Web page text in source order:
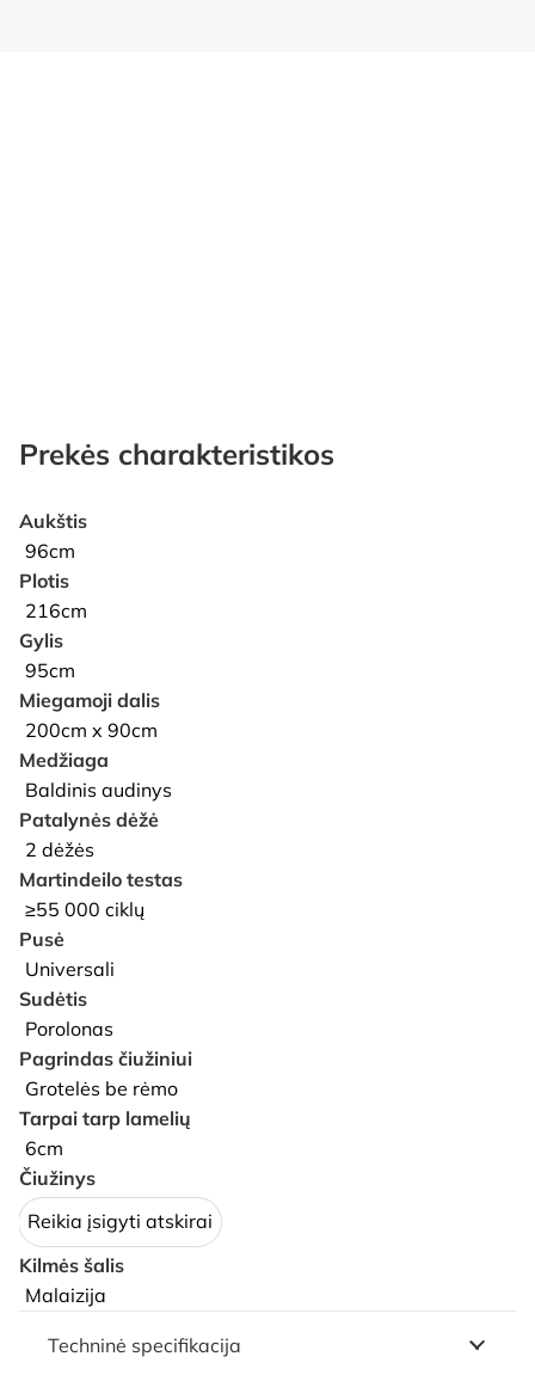
Prekės charakteristikos
Aukštis
96cm
Plotis
216cm
Gylis
95cm
Miegamoji dalis
200cm x 90cm
Medžiaga
Baldinis audinys
Patalynės dėžė
2 dėžės
Martindeilo testas
≥55 000 ciklų
Pusė
Universali
Sudėtis
Porolonas
Pagrindas čiužiniui
Grotelės be rėmo
Tarpai tarp lamelių
6cm
Čiužinys
Reikia įsigyti atskirai
Kilmės šalis
Malaizija
Techninė specifikacija